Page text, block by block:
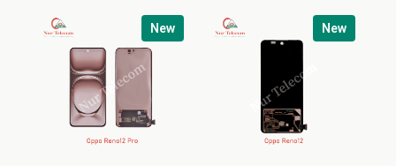
New New